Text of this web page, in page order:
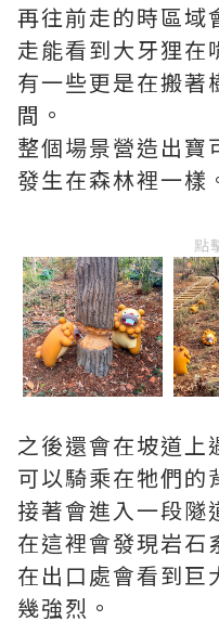
再往前走的時區域
走能看到大牙狸在
有一些更是在搬著
間。
整個場景營造出寶
發生在森林裡一樣
點
之後還會在坡道上
可以騎乘在牠們的
接著會進入一段隧
在這裡會發現岩石
在出口處會看到巨
幾強烈。